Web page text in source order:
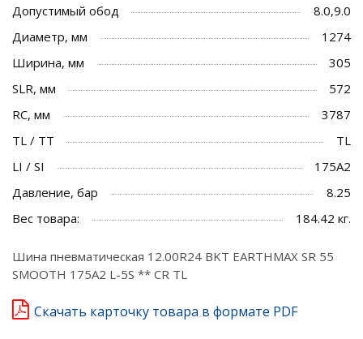
Допустимый обод
8.0,9.0
Диаметр, мм
1274
Ширина, мм
305
SLR, мм
572
RC, мм
3787
TL / TT
TL
LI / SI
175A2
Давление, бар
8.25
Вес товара:
184.42 кг.
Шина пневматическая 12.00R24 BKT EARTHMAX SR 55
SMOOTH 175A2 L-5S ** CR TL
Скачать карточку товара в формате PDF